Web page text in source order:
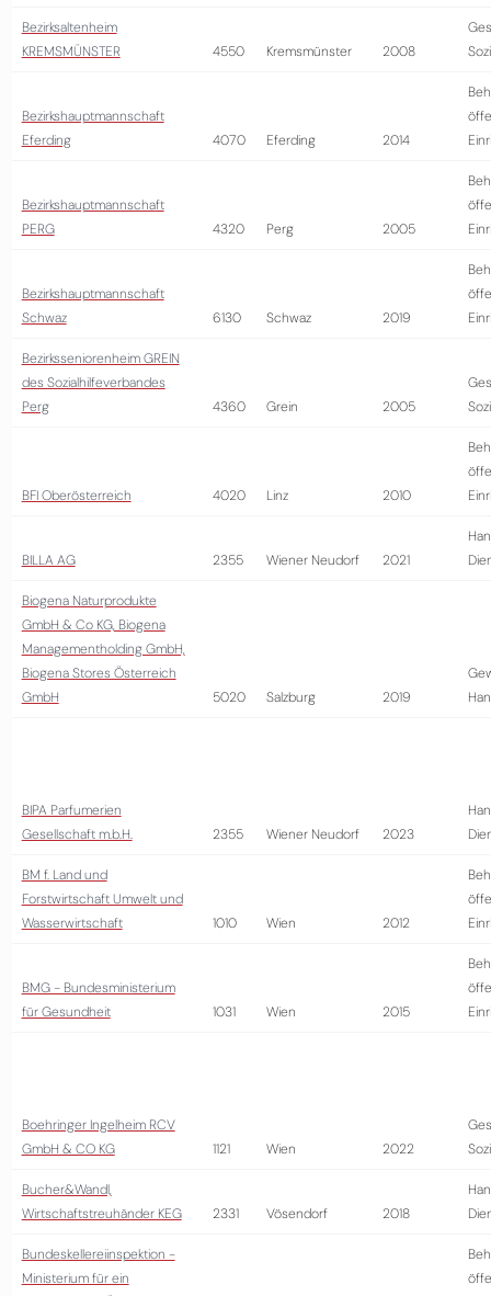
Bezirksaltenheim
KREMSMÜNSTER
4550 Kremsmünster 2008
Bezirkshauptmannschaft
Eferding
4070 Eferding 2014
Bezirkshauptmannschaft
PERG
4320 Perg 2005
Bezirkshauptmannschaft
Schwaz
6130 Schwaz 2019
Bezirksseniorenheim GREIN
des Sozialhilfeverbandes
Perg
4360 Grein 2005
BFI Oberösterreich 4020 Linz 2010
BILLA AG 2355 Wiener Neudorf 2021
Biogena Naturprodukte
GmbH & Co KG, Biogena
Managementholding GmbH,
Biogena Stores Österreich
GmbH
5020 Salzburg 2019
BIPA Parfumerien
Gesellschaft m.b.H.
2355 Wiener Neudorf 2023
BM f. Land und
Forstwirtschaft Umwelt und
Wasserwirtschaft
1010 Wien 2012
BMG - Bundesministerium
für Gesundheit
1031 Wien 2015
Boehringer Ingelheim RCV
GmbH & CO KG
1121 Wien 2022
Bucher&Wandl,
Wirtschaftstreuhänder KEG
2331 Vösendorf 2018
Bundeskellereiinspektion -
Ministerium für ein